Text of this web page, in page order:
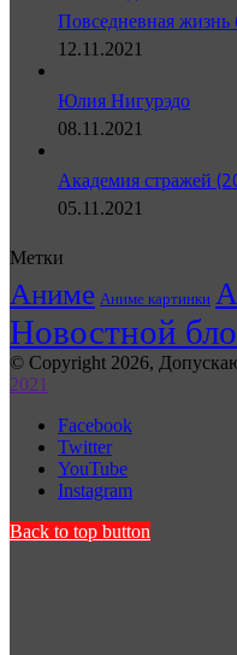
Повседневная жизнь
12.11.2021
Юлия Нигурэдо
08.11.2021
Академия стражей
05.11.2021
Метки
Аниме Аниме картинки
Новостной
© Copyright 2026,
2021
Facebook
Twitter
YouTube
Instagram
Back to top button